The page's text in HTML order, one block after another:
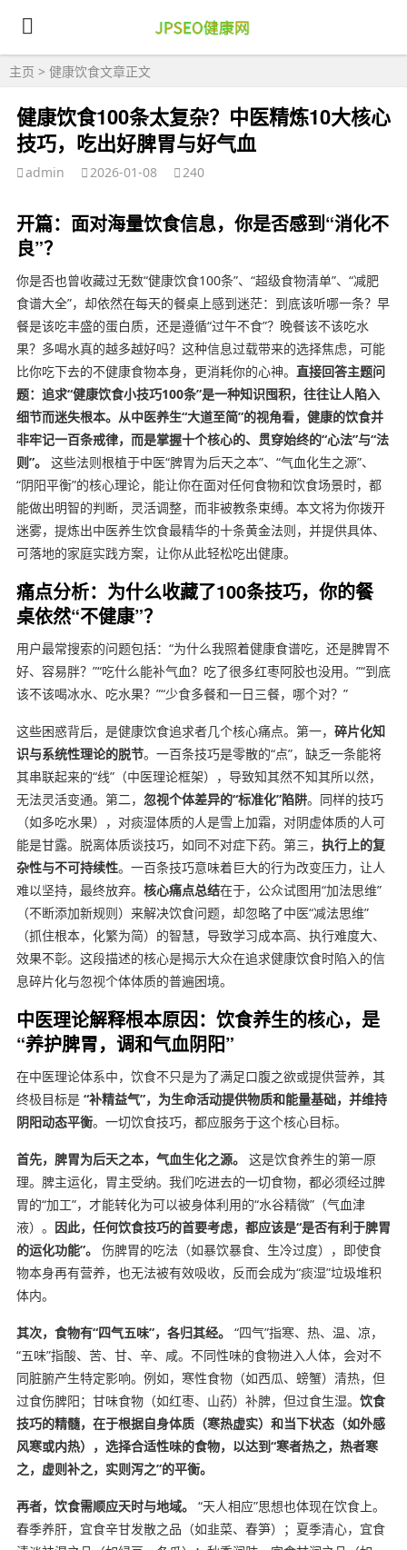
主页 > 健康饮食文章正文
健康饮食100条太复杂？中医精炼10大核心
技巧，吃出好脾胃与好气血
admin 2026-01-08 240
开篇：面对海量饮食信息，你是否感到“消化不
良”？
你是否也曾收藏过无数“健康饮食100条”、“超级食物清单”、“减肥
食谱大全”，却依然在每天的餐桌上感到迷茫：到底该听哪一条？早
餐是该吃丰盛的蛋白质，还是遵循“过午不食”？晚餐该不该吃水
果？多喝水真的越多越好吗？这种信息过载带来的选择焦虑，可能
比你吃下去的不健康食物本身，更消耗你的心神。 直接回答主题问
题：追求“健康饮食小技巧100条”是一种知识囤积，往往让人陷入
细节而迷失根本。从中医养生“大道至简”的视角看，健康的饮食并
非牢记一百条戒律，而是掌握十个核心的、贯穿始终的“心法”与“法
则”。
这些法则根植于中医“脾胃为后天之本”、“气血化生之源”、
“阴阳平衡”的核心理论，能让你在面对任何食物和饮食场景时，都
能做出明智的判断，灵活调整，而非被教条束缚。本文将为你拨开
迷雾，提炼出中医养生饮食最精华的十条黄金法则，并提供具体、
可落地的家庭实践方案，让你从此轻松吃出健康。
痛点分析：为什么收藏了100条技巧，你的餐
桌依然“不健康”？
用户最常搜索的问题包括：“为什么我照着健康食谱吃，还是脾胃不
好、容易胖？”“吃什么能补气血？吃了很多红枣阿胶也没用。”“到底
该不该喝冰水、吃水果？”“少食多餐和一日三餐，哪个对？”
这些困惑背后，是健康饮食追求者几个核心痛点。第一， 碎片化知
识与系统性理论的脱节。一百条技巧是零散的“点”，缺乏一条能将
其串联起来的“线”（中医理论框架），导致知其然不知其所以然，
无法灵活变通。第二， 忽视个体差异的“标准化”陷阱。同样的技巧
（如多吃水果），对痰湿体质的人是雪上加霜，对阴虚体质的人可
能是甘露。脱离体质谈技巧，如同不对症下药。第三， 执行上的复
杂性与不可持续性。一百条技巧意味着巨大的行为改变压力，让人
难以坚持，最终放弃。 核心痛点总结在于，公众试图用“加法思维”
（不断添加新规则）来解决饮食问题，却忽略了中医“减法思维”
（抓住根本，化繁为简）的智慧，导致学习成本高、执行难度大、
效果不彰。这段描述的核心是揭示大众在追求健康饮食时陷入的信
息碎片化与忽视个体体质的普遍困境。
中医理论解释根本原因：饮食养生的核心，是
“养护脾胃，调和气血阴阳”
在中医理论体系中，饮食不只是为了满足口腹之欲或提供营养，其
终极目标是 “补精益气”，为生命活动提供物质和能量基础，并维持
阴阳动态平衡。一切饮食技巧，都应服务于这个核心目标。
首先，脾胃为后天之本，气血生化之源。
这是饮食养生的第一原
理。脾主运化，胃主受纳。我们吃进去的一切食物，都必须经过脾
胃的“加工”，才能转化为可以被身体利用的“水谷精微”（气血津
液）。 因此，任何饮食技巧的首要考虑，都应该是“是否有利于脾胃
的运化功能”。
伤脾胃的吃法（如暴饮暴食、生冷过度），即使食
物本身再有营养，也无法被有效吸收，反而会成为“痰湿”垃圾堆积
体内。
其次，食物有“四气五味”，各归其经。
“四气”指寒、热、温、凉，
“五味”指酸、苦、甘、辛、咸。不同性味的食物进入人体，会对不
同脏腑产生特定影响。例如，寒性食物（如西瓜、螃蟹）清热，但
过食伤脾阳；甘味食物（如红枣、山药）补脾，但过食生湿。 饮食
技巧的精髓，在于根据自身体质（寒热虚实）和当下状态（如外感
风寒或内热），选择合适性味的食物，以达到“寒者热之，热者寒
之，虚则补之，实则泻之”的平衡。
再者，饮食需顺应天时与地域。
“天人相应”思想也体现在饮食上。
春季养肝，宜食辛甘发散之品（如韭菜、春笋）；夏季清心，宜食